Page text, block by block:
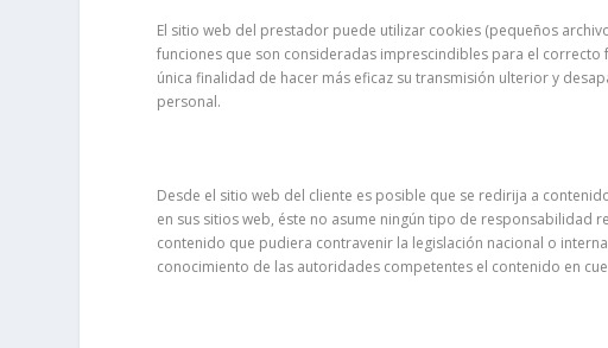
El sitio web del prestador puede utilizar cookies (pequeños
funciones que son consideradas imprescindibles para el
única finalidad de hacer más eficaz su transmisión ulterior y
personal.
Desde el sitio web del cliente es posible que se redirija a
en sus sitios web, éste no asume ningún tipo de
contenido que pudiera contravenir la legislación nacional o
conocimiento de las autoridades competentes el contenido en